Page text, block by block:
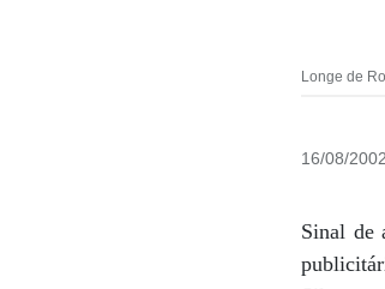
Longe de
16/08/
Sinal de